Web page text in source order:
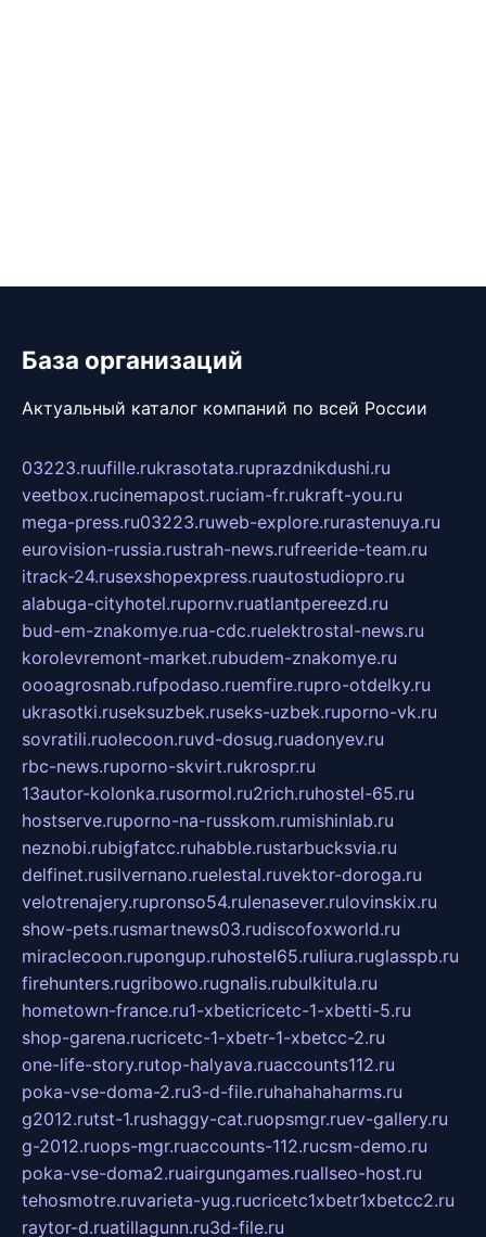
База организаций
Актуальный каталог компаний по всей России
03223.ruufille.rukrasotata.ruprazdnikdushi.ru
veetbox.rucinemapost.ruciam-fr.rukraft-you.ru
mega-press.ru03223.ruweb-explore.rurastenuya.ru
eurovision-russia.rustrah-news.rufreeride-team.ru
itrack-24.rusexshopexpress.ruautostudiopro.ru
alabuga-cityhotel.rupornv.ruatlantpereezd.ru
bud-em-znakomye.rua-cdc.ruelektrostal-news.ru
korolevremont-market.rubudem-znakomye.ru
oooagrosnab.rufpodaso.ruemfire.rupro-otdelky.ru
ukrasotki.ruseksuzbek.ruseks-uzbek.ruporno-vk.ru
sovratili.ruolecoon.ruvd-dosug.ruadonyev.ru
rbc-news.ruporno-skvirt.rukrospr.ru
13autor-kolonka.rusormol.ru2rich.ruhostel-65.ru
hostserve.ruporno-na-russkom.rumishinlab.ru
neznobi.rubigfatcc.ruhabble.rustarbucksvia.ru
delfinet.rusilvernano.ruelestal.ruvektor-doroga.ru
velotrenajery.rupronso54.rulenasever.rulovinskix.ru
show-pets.rusmartnews03.rudiscofoxworld.ru
miraclecoon.rupongup.ruhostel65.ruliura.ruglasspb.ru
firehunters.rugribowo.rugnalis.rubulkitula.ru
hometown-france.ru1-xbeticricetc-1-xbetti-5.ru
shop-garena.rucricetc-1-xbetr-1-xbetcc-2.ru
one-life-story.rutop-halyava.ruaccounts112.ru
poka-vse-doma-2.ru3-d-file.ruhahahaharms.ru
g2012.rutst-1.rushaggy-cat.ruopsmgr.ruev-gallery.ru
g-2012.ruops-mgr.ruaccounts-112.rucsm-demo.ru
poka-vse-doma2.ruairgungames.ruallseo-host.ru
tehosmotre.ruvarieta-yug.rucricetc1xbetr1xbetcc2.ru
raytor-d.ruatillagunn.ru3d-file.ru